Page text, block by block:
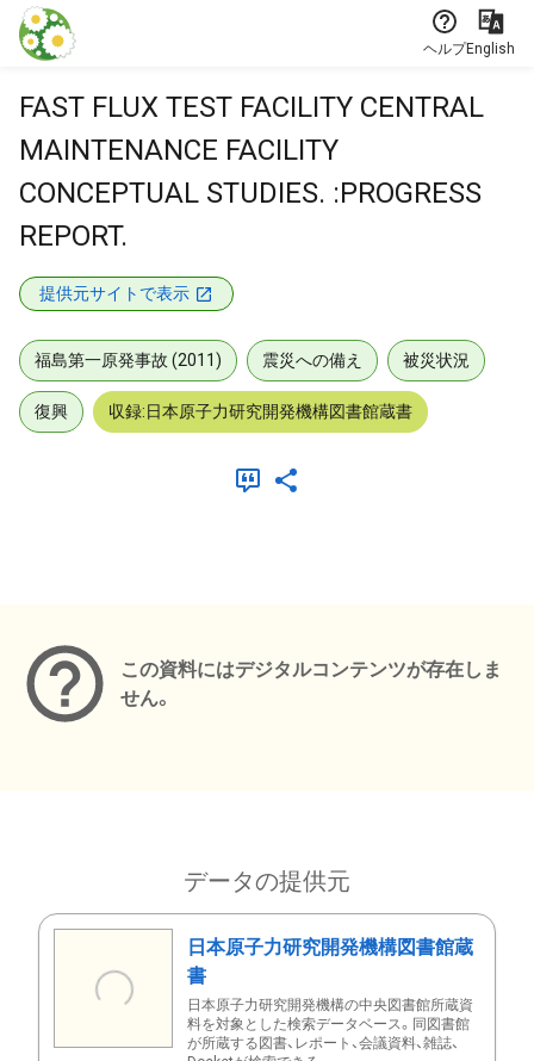
本文に飛ぶ
ヘルプEnglish
FAST FLUX TEST FACILITY CENTRAL
MAINTENANCE FACILITY
CONCEPTUAL STUDIES. :PROGRESS
REPORT.
提供元サイトで表示
福島第一原発事故 (2011) 震災への備え 被災状況
復興 収録:日本原子力研究開発機構図書館蔵書
この資料にはデジタルコンテンツが存在しま
せん。
データの提供元
日本原子力研究開発機構図書館蔵
書
日本原子力研究開発機構の中央図書館所蔵資
料を対象とした検索データベース。同図書館
が所蔵する図書、レポート、会議資料、雑誌、